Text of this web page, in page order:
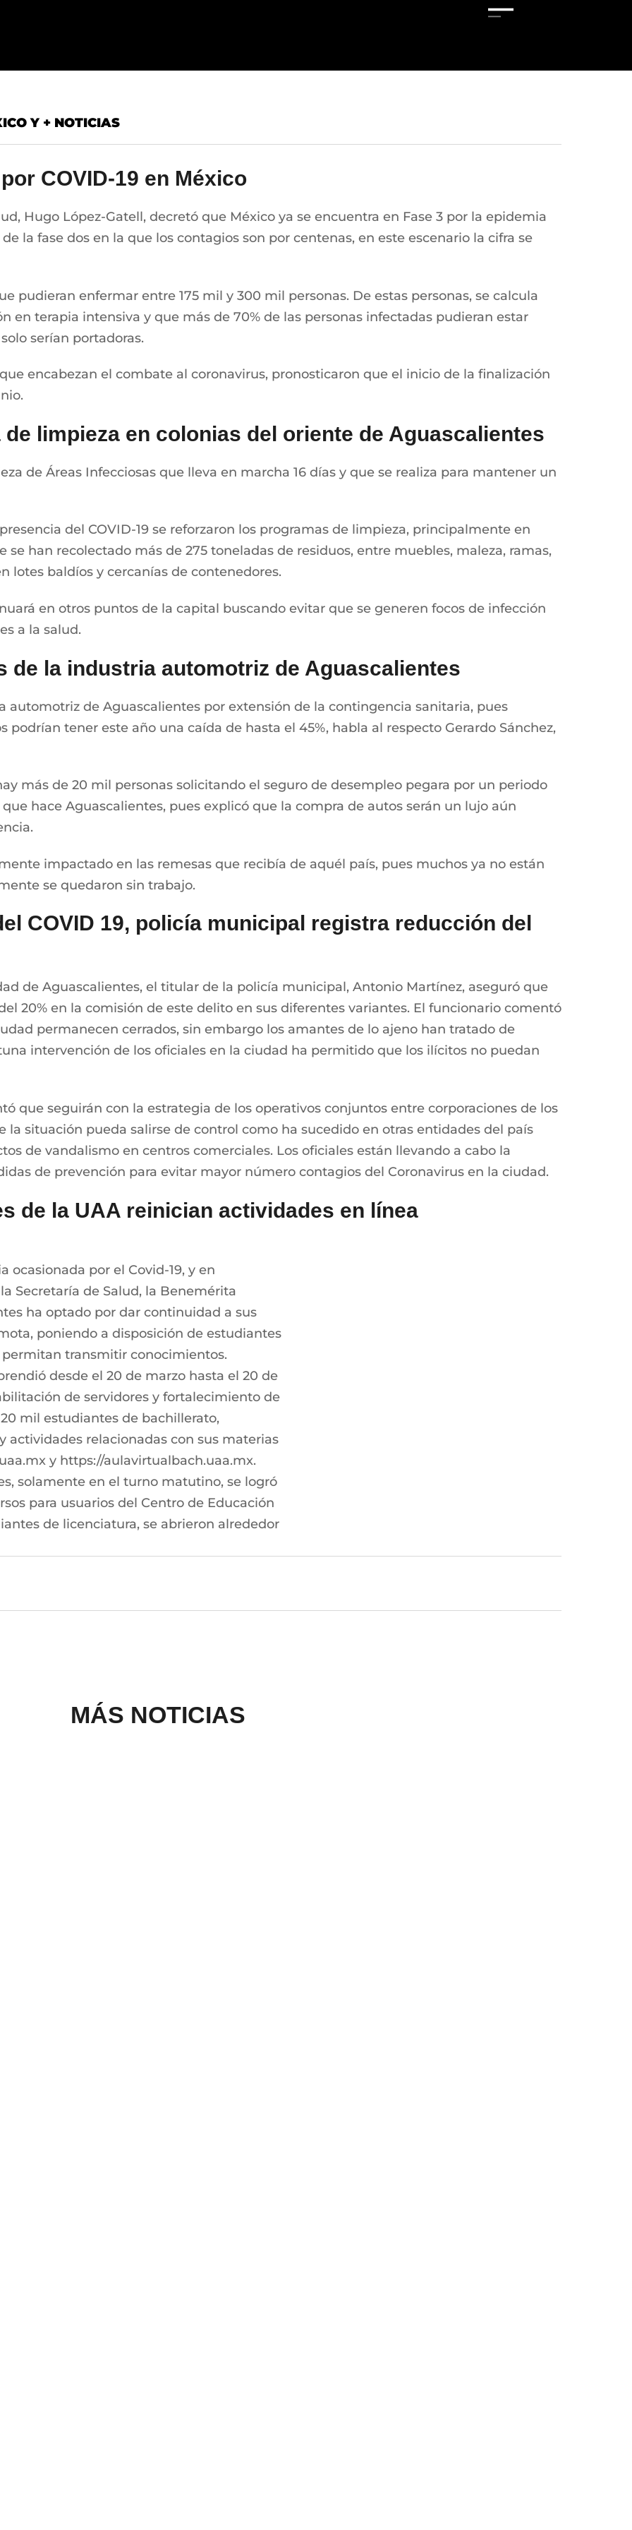
Y + NOTICIAS
COVID-19 en México
Hugo López-Gatell, decretó que México ya se encuentra en Fase 3 por la epidemia
la fase dos en la que los contagios son por centenas, en este escenario la cifra se
pudieran enfermar entre 175 mil y 300 mil personas. De estas personas, se calcula
en terapia intensiva y que más de 70% de las personas infectadas pudieran estar
serían portadoras.
encabezan el combate al coronavirus, pronosticaron que el inicio de la finalización
limpieza en colonias del oriente de Aguascalientes
de Áreas Infecciosas que lleva en marcha 16 días y que se realiza para mantener un
del COVID-19 se reforzaron los programas de limpieza, principalmente en
han recolectado más de 275 toneladas de residuos, entre muebles, maleza, ramas,
lotes baldíos y cercanías de contenedores.
en otros puntos de la capital buscando evitar que se generen focos de infección
a la salud.
de la industria automotriz de Aguascalientes
automotriz de Aguascalientes por extensión de la contingencia sanitaria, pues
tener este año una caída de hasta el 45%, habla al respecto Gerardo Sánchez,
más de 20 mil personas solicitando el seguro de desempleo pegara por un periodo
hace Aguascalientes, pues explicó que la compra de autos serán un lujo aún
impactado en las remesas que recibía de aquél país, pues muchos ya no están
se quedaron sin trabajo.
COVID 19, policía municipal registra reducción del
de Aguascalientes, el titular de la policía municipal, Antonio Martínez, aseguró que
20% en la comisión de este delito en sus diferentes variantes. El funcionario comentó
permanecen cerrados, sin embargo los amantes de lo ajeno han tratado de
intervención de los oficiales en la ciudad ha permitido que los ilícitos no puedan
que seguirán con la estrategia de los operativos conjuntos entre corporaciones de los
la situación pueda salirse de control como ha sucedido en otras entidades del país
de vandalismo en centros comerciales. Los oficiales están llevando a cabo la
de prevención para evitar mayor número contagios del Coronavirus en la ciudad.
de la UAA reinician actividades en línea
ocasionada por el Covid-19, y en
Secretaría de Salud, la Benemérita
ha optado por dar continuidad a sus
poniendo a disposición de estudiantes
transmitir conocimientos.
desde el 20 de marzo hasta el 20 de
de servidores y fortalecimiento de
mil estudiantes de bachillerato,
actividades relacionadas con sus materias
y https://aulavirtualbach.uaa.mx.
solamente en el turno matutino, se logró
para usuarios del Centro de Educación
de licenciatura, se abrieron alrededor
MÁS NOTICIAS